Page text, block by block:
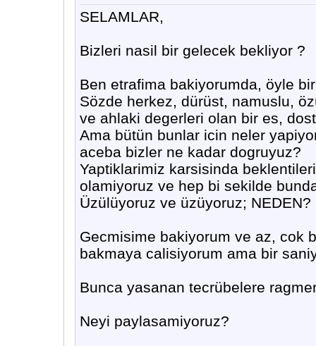
SELAMLAR,
Bizleri nasil bir gelecek bekliyor ?
Ben etrafima bakiyorumda, öyle
Sözde herkez, dürüst, namuslu,
ve ahlaki degerleri olan bir es,
Ama bütün bunlar icin neler
aceba bizler ne kadar dogruyuz?
Yaptiklarimiz karsisinda
olamiyoruz ve hep bi sekilde
Üzülüyoruz ve üzüyoruz; NEDEN?
Gecmisime bakiyorum ve az, cok
bakmaya calisiyorum ama bir
Bunca yasanan tecrübelere
Neyi paylasamiyoruz?